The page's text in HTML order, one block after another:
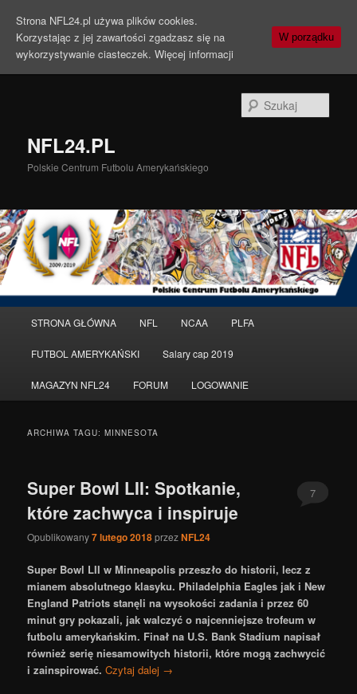
NFL24.PL
Polskie Centrum Futbolu Amerykańskiego
główne
Przeskocz
do
tekstu
Przeskocz
do
widgetów
STRONA GŁÓWNA NFL NCAA PLFA
FUTBOL AMERYKAŃSKI Salary cap 2019
MAGAZYN NFL24 FORUM LOGOWANIE
ARCHIWA TAGU:MINNESOTA
Super Bowl LII: Spotkanie,
które zachwyca i inspiruje
Opublikowany7 lutego 2018przezNFL24
7
Super Bowl LII w Minneapolis przeszło do historii, lecz z
mianem absolutnego klasyku. Philadelphia Eagles jak i New
England Patriots stanęli na wysokości zadania i przez 60
minut gry pokazali, jak walczyć o najcenniejsze trofeum w
futbolu amerykańskim. Finał na U.S. Bank Stadium napisał
również serię niesamowitych historii, które mogą zachwycić
i zainspirować. Czytaj dalej →
Strona NFL24.pl używa plików cookies.
Korzystając z jej zawartości zgadzasz się na
wykorzystywanie ciasteczek. Więcej informacji
W porządku